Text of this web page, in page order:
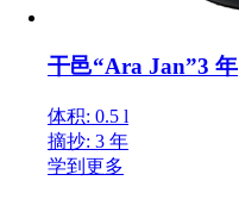
干邑“Ara Jan”3 年
体积: 0.5 l
摘抄: 3 年
学到更多